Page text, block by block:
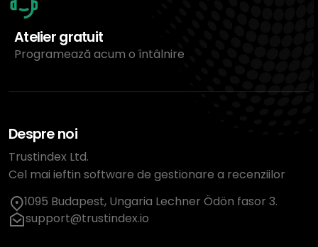
Atelier gratuit
Programează acum o întâlnire
Despre noi
Trustindex Ltd.
Cel mai ieftin software de gestionare a recenziilor
1095 Budapest, Ungaria Lechner Ödön fasor 3.
support@trustindex.io